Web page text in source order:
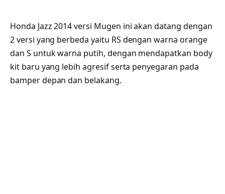
Honda Jazz 2014 versi Mugen ini akan datang dengan
2 versi yang berbeda yaitu RS dengan warna orange
dan S untuk warna putih, dengan mendapatkan body
kit baru yang lebih agresif serta penyegaran pada
bamper depan dan belakang.